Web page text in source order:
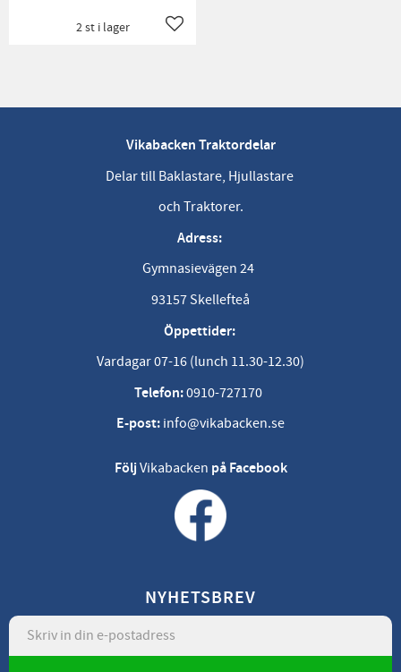
Lägg till i favoriter
2 st i lager
Vikabacken Traktordelar
Delar till Baklastare, Hjullastare
och Traktorer.
Adress:
Gymnasievägen 24
93157 Skellefteå
Öppettider:
Vardagar 07-16 (lunch 11.30-12.30)
Telefon:0910-727170
E-post: info@vikabacken.se
FöljVikabacken på Facebook
NYHETSBREV